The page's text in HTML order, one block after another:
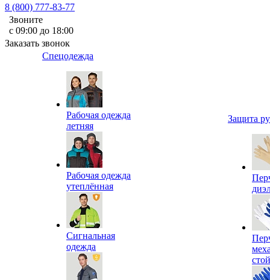
8 (800) 777-83-77
Звоните
с 09:00 до 18:00
Заказать звонок
Спецодежда
Рабочая одежда
летняя
Рабочая одежда
утеплённая
Сигнальная
одежда
Защита